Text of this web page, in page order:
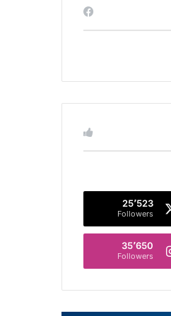
25٬523
Followers
35٬650
Followers